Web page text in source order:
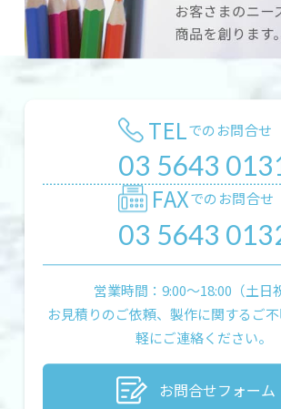
TELでのお問合せ
03 5643
FAXでのお問合せ
03 5643
営業時間：9:00〜18:00（土日
お見積りのご依頼、製作に関するご
軽にご連絡ください。
お問合せフォーム